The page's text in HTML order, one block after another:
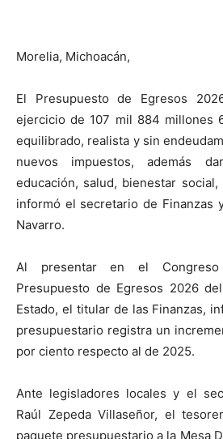
Morelia, Michoacán,
El Presupuesto de Egresos
ejercicio de 107 mil 884 millones
equilibrado, realista y sin
nuevos impuestos, además
educación, salud, bienestar
informó el secretario de Finanzas
Navarro.
Al presentar en el
Presupuesto de Egresos 2026
Estado, el titular de las Finanzas,
presupuestario registra un
por ciento respecto al de 2025.
Ante legisladores locales y el
Raúl Zepeda Villaseñor, el
paquete presupuestario a la Mesa